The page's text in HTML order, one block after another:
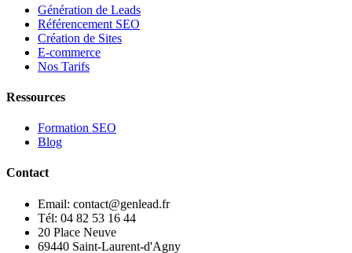
Génération de Leads
Référencement SEO
Création de Sites
E-commerce
Nos Tarifs
Ressources
Formation SEO
Blog
Contact
Email: contact@genlead.fr
Tél: 04 82 53 16 44
20 Place Neuve
69440 Saint-Laurent-d'Agny